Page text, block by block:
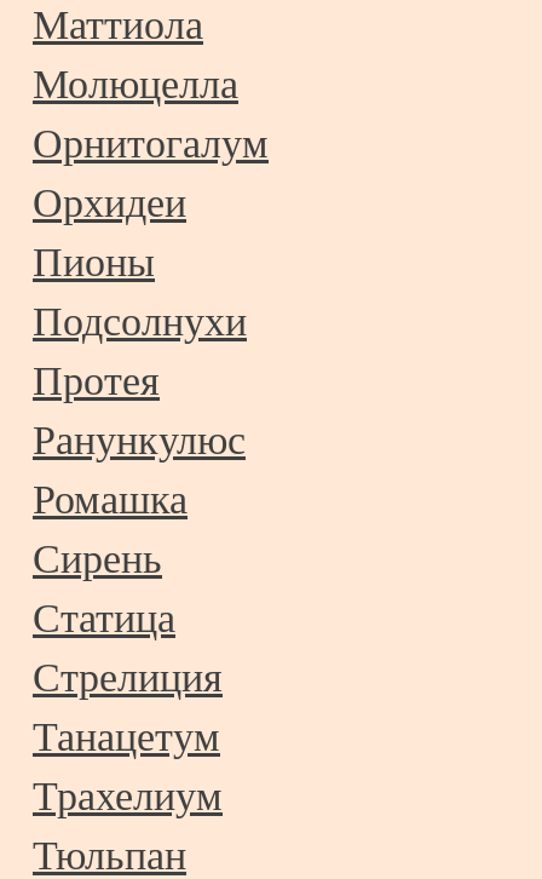
Маттиола
Молюцелла
Орнитогалум
Орхидеи
Пионы
Подсолнухи
Протея
Ранункулюс
Ромашка
Сирень
Статица
Стрелиция
Танацетум
Трахелиум
Тюльпан